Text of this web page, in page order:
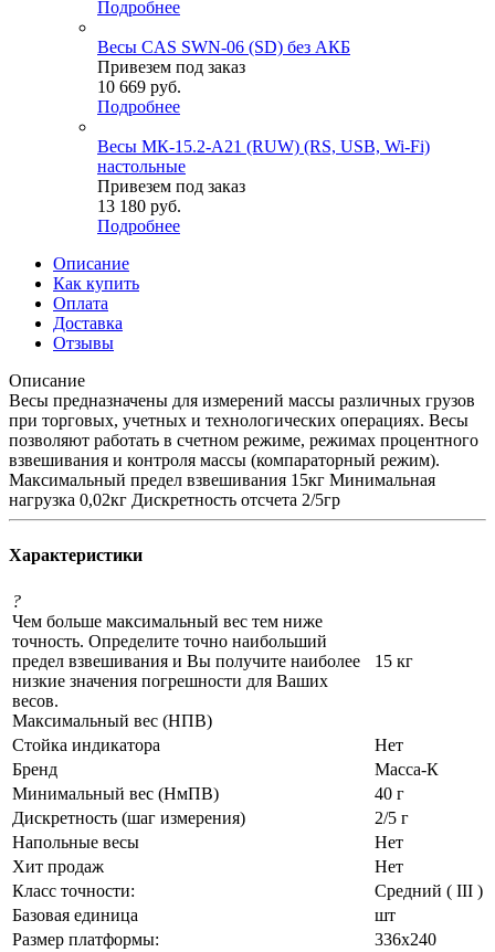
Подробнее
Весы CAS SWN-06 (SD) без АКБ
Привезем под заказ
10 669 руб.
Подробнее
Весы МК-15.2-А21 (RUW) (RS, USB, Wi-Fi)
настольные
Привезем под заказ
13 180 руб.
Подробнее
Описание
Как купить
Оплата
Доставка
Отзывы
Описание
Весы предназначены для измерений массы различных грузов
при торговых, учетных и технологических операциях. Весы
позволяют работать в счетном режиме, режимах процентного
взвешивания и контроля массы (компараторный режим).
Максимальный предел взвешивания 15кг Минимальная
нагрузка 0,02кг Дискретность отсчета 2/5гр
Характеристики
?
Чем больше максимальный вес тем ниже
точность. Определите точно наибольший
предел взвешивания и Вы получите наиболее
низкие значения погрешности для Ваших
весов.
Максимальный вес (НПВ)
15 кг
Стойка индикатора
Нет
Бренд
Масса-К
Минимальный вес (НмПВ)
40 г
Дискретность (шаг измерения)
2/5 г
Напольные весы
Нет
Хит продаж
Нет
Класс точности:
Средний ( III )
Базовая единица
шт
Размер платформы:
336х240